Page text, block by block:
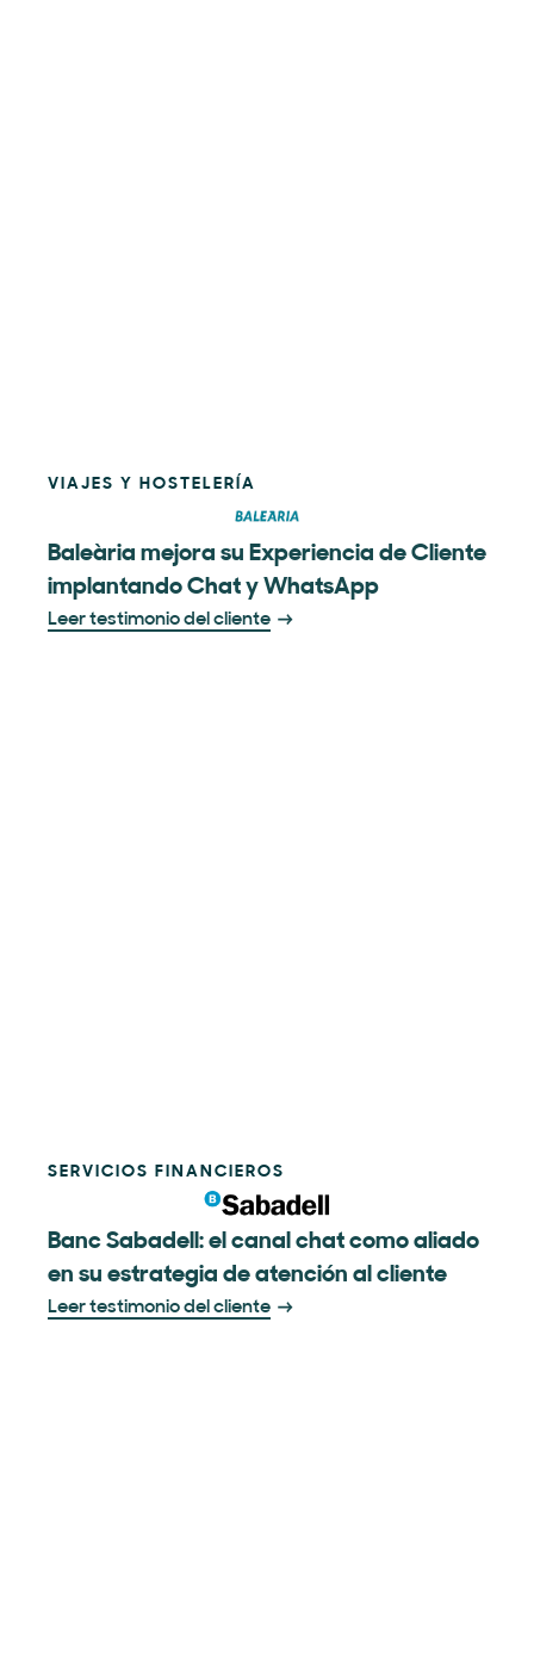
VIAJES Y HOSTELERÍA
Baleària mejora su Experiencia de Cliente
implantando Chat y WhatsApp
Leer testimonio del cliente
SERVICIOS FINANCIEROS
Banc Sabadell: el canal chat como aliado
en su estrategia de atención al cliente
Leer testimonio del cliente